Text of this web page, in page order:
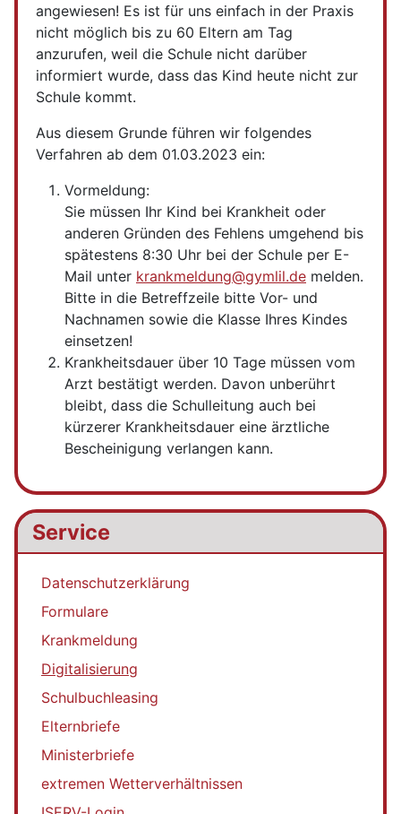
Service
Datenschutzerklärung
Formulare
Krankmeldung
Digitalisierung
Schulbuchleasing
Elternbriefe
Ministerbriefe
extremen Wetterverhältnissen
angewiesen! Es ist für uns einfach in der Praxis
nicht möglich bis zu 60 Eltern am Tag
anzurufen, weil die Schule nicht darüber
informiert wurde, dass das Kind heute nicht zur
Schule kommt.
Aus diesem Grunde führen wir folgendes
Verfahren ab dem 01.03.2023 ein:
Vormeldung:
Sie müssen Ihr Kind bei Krankheit oder
anderen Gründen des Fehlens umgehend bis
spätestens 8:30 Uhr bei der Schule per E-
Mail unter krankmeldung@gymlil.de melden.
Bitte in die Betreffzeile bitte Vor- und
Nachnamen sowie die Klasse Ihres Kindes
einsetzen!
Krankheitsdauer über 10 Tage müssen vom
Arzt bestätigt werden. Davon unberührt
bleibt, dass die Schulleitung auch bei
kürzerer Krankheitsdauer eine ärztliche
Bescheinigung verlangen kann.